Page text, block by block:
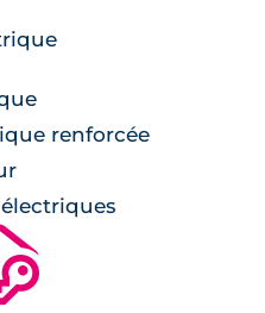
renforcée